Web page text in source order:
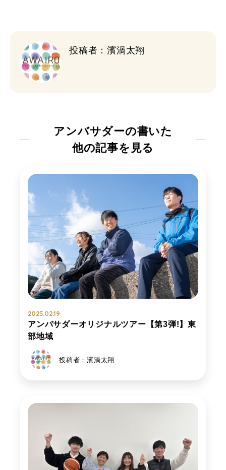
投稿者：濱渦太翔
アンバサダーの書いた
他の記事を見る
2025.02.19
アンバサダーオリジナルツアー【第3弾!】東
部地域
投稿者：濱渦太翔